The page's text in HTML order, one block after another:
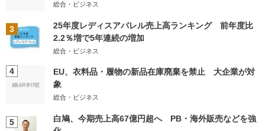
総合・ビジネス
3
25年度レディスアパレル売上高ランキング 前年度比
2.2％増で5年連続の増加
総合・ビジネス
4
EU、衣料品・履物の新品在庫廃棄を禁止 大企業が対
象
総合・ビジネス
5
白鳩、今期売上高67億円超へ PB・海外販売などを強